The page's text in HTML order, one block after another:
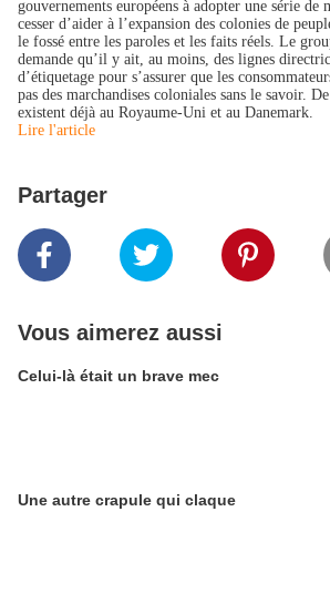
gouvernements européens à adopter une série de
cesser d’aider à l’expansion des colonies de
le fossé entre les paroles et les faits réels. Le
demande qu’il y ait, au moins, des lignes
d’étiquetage pour s’assurer que les
pas des marchandises coloniales sans le savoir.
existent déjà au Royaume-Uni et au Danemark.
Lire l'article
Partager
Vous aimerez aussi
Celui-là était un brave mec
Une autre crapule qui claque